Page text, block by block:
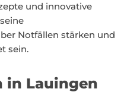
und innovative
Notfällen stärken und
sein.
in Lauingen